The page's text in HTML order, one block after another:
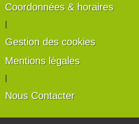
Coordonnées & horaires
Gestion des cookies
Mentions légales
Nous Contacter